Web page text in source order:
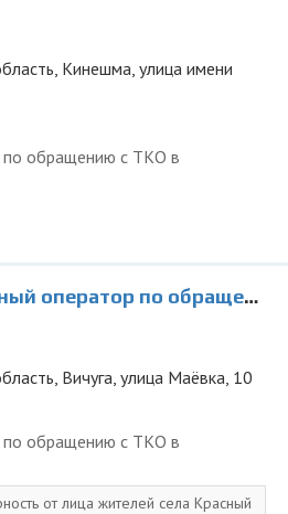
Кинешма, улица имени
по обращению с ТКО в
по обращению с ТКО» в Вичуге
Вичуга, улица Маёвка, 10
по обращению с ТКО в
от лица жителей села Красный